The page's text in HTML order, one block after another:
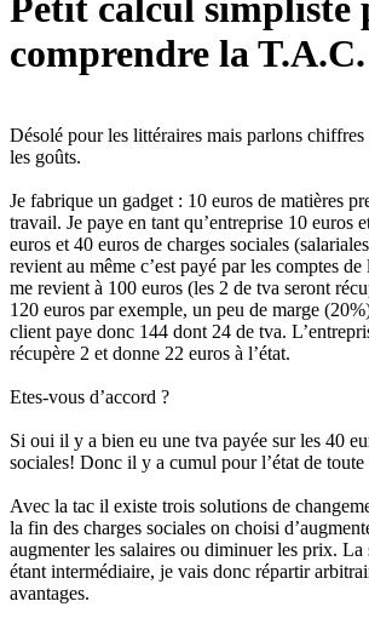
Petit calcul simpliste
comprendre la
Désolé pour les littéraires mais parlons
les goûts.
Je fabrique un gadget : 10 euros de matières
travail. Je paye en tant qu’entreprise 10 euros
euros et 40 euros de charges sociales
revient au même c’est payé par les comptes de
me revient à 100 euros (les 2 de tva seront
120 euros par exemple, un peu de marge
client paye donc 144 dont 24 de tva.
récupère 2 et donne 22 euros à l’état.
Etes-vous d’accord ?
Si oui il y a bien eu une tva payée sur les 40
sociales! Donc il y a cumul pour l’état de
Avec la tac il existe trois solutions de
la fin des charges sociales on choisi
augmenter les salaires ou diminuer les prix.
étant intermédiaire, je vais donc répartir
avantages.